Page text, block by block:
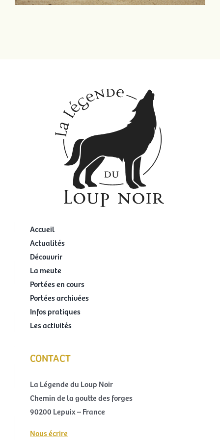
Accueil
Actualités
Découvrir
La meute
Portées en cours
Portées archivées
Infos pratiques
Les activités
CONTACT
La Légende du Loup Noir
Chemin de la goutte des forges
90200 Lepuix – France
Nous écrire